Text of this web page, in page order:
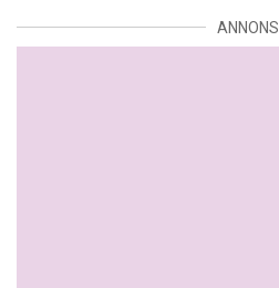
ANNONS